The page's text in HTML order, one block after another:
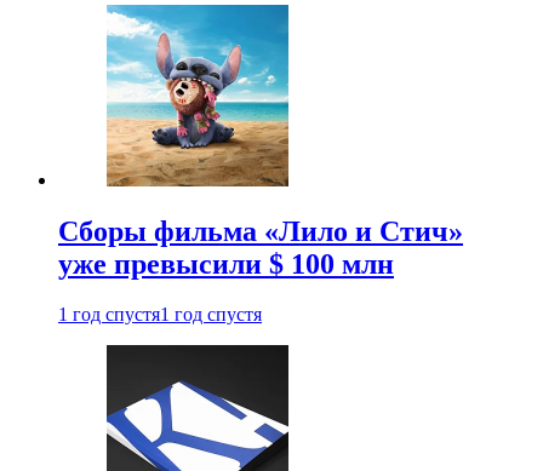
Сборы фильма «Лило и Стич»
уже превысили $ 100 млн
1 год спустя1 год спустя